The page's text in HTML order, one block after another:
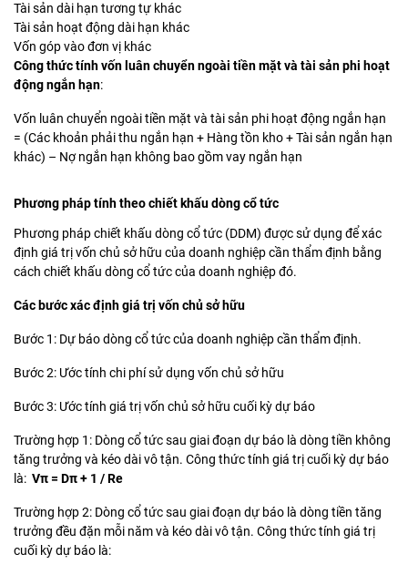
Tài sản dài hạn tương tự khác
Tài sản hoạt động dài hạn khác
Vốn góp vào đơn vị khác
Công thức tính vốn luân chuyển ngoài tiền mặt và tài sản phi hoạt
động ngắn hạn:
Vốn luân chuyển ngoài tiền mặt và tài sản phi hoạt động ngắn hạn
= (Các khoản phải thu ngắn hạn + Hàng tồn kho + Tài sản ngắn hạn
khác) – Nợ ngắn hạn không bao gồm vay ngắn hạn
Phương pháp tính theo chiết khấu dòng cổ tức
Phương pháp chiết khấu dòng cổ tức (DDM) được sử dụng để xác
định giá trị vốn chủ sở hữu của doanh nghiệp cần thẩm định bằng
cách chiết khấu dòng cổ tức của doanh nghiệp đó.
Các bước xác định giá trị vốn chủ sở hữu
Bước 1: Dự báo dòng cổ tức của doanh nghiệp cần thẩm định.
Bước 2: Ước tính chi phí sử dụng vốn chủ sở hữu
Bước 3: Ước tính giá trị vốn chủ sở hữu cuối kỳ dự báo
Trường hợp 1: Dòng cổ tức sau giai đoạn dự báo là dòng tiền không
tăng trưởng và kéo dài vô tận. Công thức tính giá trị cuối kỳ dự báo
là: Vπ = Dπ + 1 / Re
Trường hợp 2: Dòng cổ tức sau giai đoạn dự báo là dòng tiền tăng
trưởng đều đặn mỗi năm và kéo dài vô tận. Công thức tính giá trị
cuối kỳ dự báo là: